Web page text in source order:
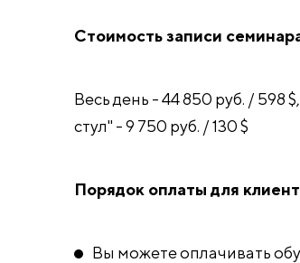
Стоимость записи
Весь день - 44 850 руб. / 598
стул" - 9 750 руб. / 130 $
Порядок оплаты для
Вы можете оплачивать